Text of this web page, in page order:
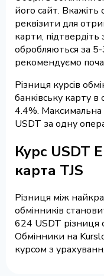
його сайт. Вкажіть
реквізити для
карти, підтвердіть
обробляються за
рекомендуємо
Різниця курсів
банківську карту
4.4%. Максимальна
USDT за одну
Курс USDT
карта TJS
Різниця між
обмінників
624 USDT різниця
Обмінники на
курсом з